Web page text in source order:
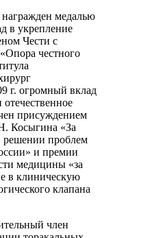
медалью
в укрепление
Чести с
честного
г. огромный вклад
присуждением
Косыгина «За
решении проблем
и премии
медицины «за
в клиническую
клапана
член